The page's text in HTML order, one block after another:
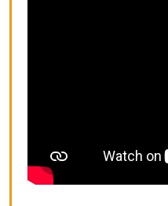
Le club de l'amitié